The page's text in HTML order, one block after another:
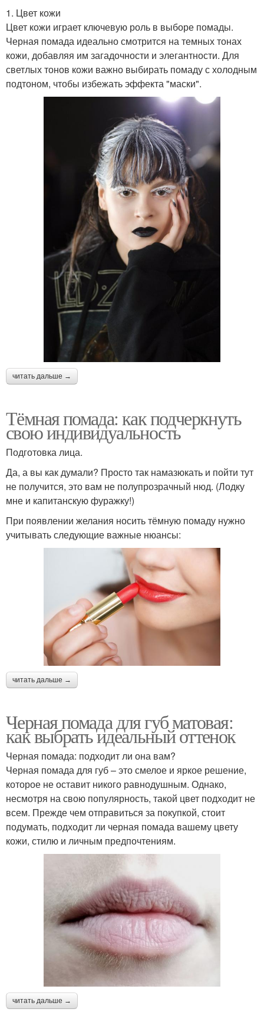
1. Цвет кожи
Цвет кожи играет ключевую роль в выборе помады.
Черная помада идеально смотрится на темных тонах
кожи, добавляя им загадочности и элегантности. Для
светлых тонов кожи важно выбирать помаду с холодным
подтоном, чтобы избежать эффекта "маски".
читать дальше →
Тёмная помада: как подчеркнуть
свою индивидуальность
Подготовка лица.
Да, а вы как думали? Просто так намазюкать и пойти тут
не получится, это вам не полупрозрачный нюд. (Лодку
мне и капитанскую фуражку!)
При появлении желания носить тёмную помаду нужно
учитывать следующие важные нюансы:
читать дальше →
Черная помада для губ матовая:
как выбрать идеальный оттенок
Черная помада: подходит ли она вам?
Черная помада для губ – это смелое и яркое решение,
которое не оставит никого равнодушным. Однако,
несмотря на свою популярность, такой цвет подходит не
всем. Прежде чем отправиться за покупкой, стоит
подумать, подходит ли черная помада вашему цвету
кожи, стилю и личным предпочтениям.
читать дальше →